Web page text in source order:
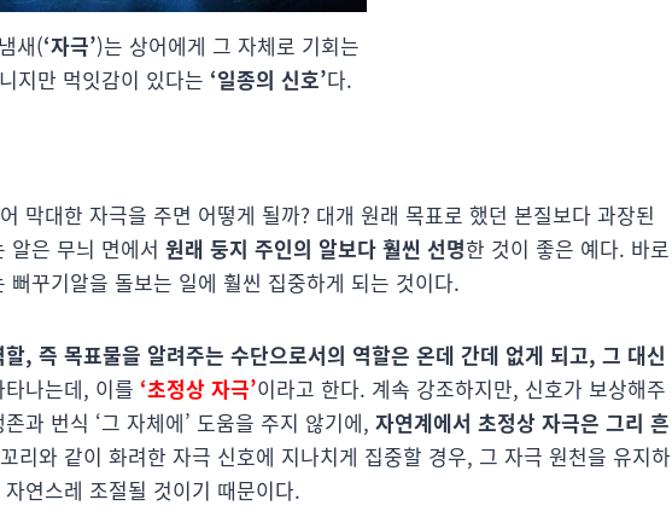
새(‘자극’)는 상어에게 그 자체로 기회는
지만 먹잇감이 있다는 ‘일종의 신호’다.
막대한 자극을 주면 어떻게 될까? 대개 원래 목표로 했던 본질보다 과장된
알은 무늬 면에서 원래 둥지 주인의 알보다 훨씬 선명한 것이 좋은 예다. 바로
꾸기알을 돌보는 일에 훨씬 집중하게 되는 것이다.
, 즉 목표물을 알려주는 수단으로서의 역할은 온데 간데 없게 되고, 그 대신
타나는데, 이를 ‘초정상 자극’이라고 한다. 계속 강조하지만, 신호가 보상해주
과 번식 ‘그 자체에’ 도움을 주지 않기에, 자연계에서 초정상 자극은 그리 흔
리와 같이 화려한 자극 신호에 지나치게 집중할 경우, 그 자극 원천을 유지하
연스레 조절될 것이기 때문이다.